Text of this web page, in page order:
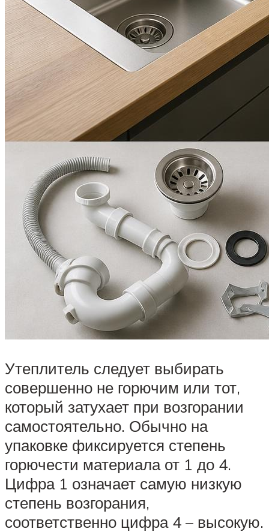
Утеплитель следует выбирать
совершенно не горючим или тот,
который затухает при возгорании
самостоятельно. Обычно на
упаковке фиксируется степень
горючести материала от 1 до 4.
Цифра 1 означает самую низкую
степень возгорания,
соответственно цифра 4 – высокую.